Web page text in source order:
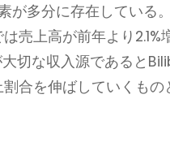
が多分に存在している
売上高が前年より2.1%
切な収入源であると
合を伸ばしていくもの